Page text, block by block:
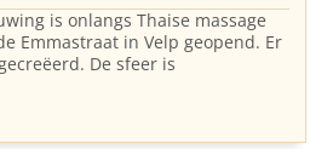
is onlangs Thaise massage
Emmastraat in Velp geopend. Er
De sfeer is